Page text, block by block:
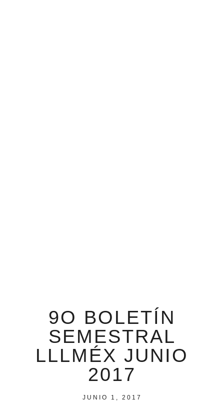
9O BOLETÍN
SEMESTRAL
LLLMÉX JUNIO
2017
JUNIO 1, 2017